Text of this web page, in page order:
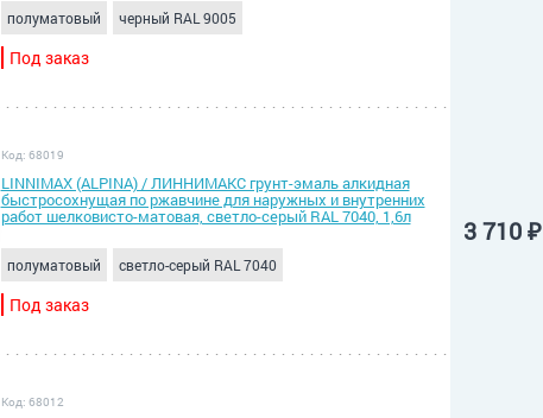
полуматовый черный RAL 9005
Под заказ
Код: 68019
LINNIMAX (ALPINA) / ЛИННИМАКС грунт-эмаль алкидная
быстросохнущая по ржавчине для наружных и внутренних
работ шелковисто-матовая, светло-серый RAL 7040, 1,6л
полуматовый светло-серый RAL 7040
Под заказ
3 710 ₽
Код: 68012